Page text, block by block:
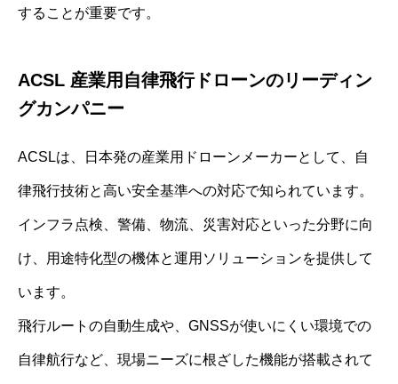
することが重要です。
ACSL 産業用自律飛行ドローンのリーディン
グカンパニー
ACSLは、日本発の産業用ドローンメーカーとして、自
律飛行技術と高い安全基準への対応で知られています。
インフラ点検、警備、物流、災害対応といった分野に向
け、用途特化型の機体と運用ソリューションを提供して
います。
飛行ルートの自動生成や、GNSSが使いにくい環境での
自律航行など、現場ニーズに根ざした機能が搭載されて